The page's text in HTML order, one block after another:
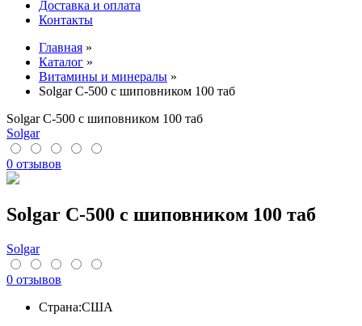
Доставка и оплата
Контакты
Главная »
Каталог »
Витамины и минералы »
Solgar C-500 с шиповником 100 таб
Solgar C-500 с шиповником 100 таб
Solgar
0 отзывов
Solgar C-500 с шиповником 100 таб
Solgar
0 отзывов
Страна:США